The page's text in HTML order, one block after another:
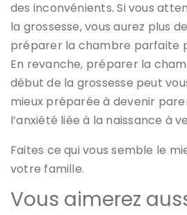
des inconvénients. Si vous
la grossesse, vous aurez plus
préparer la chambre parfaite
En revanche, préparer la
début de la grossesse peut
mieux préparée à devenir
l’anxiété liée à la naissance à
Faites ce qui vous semble le
votre famille.
Vous aimerez